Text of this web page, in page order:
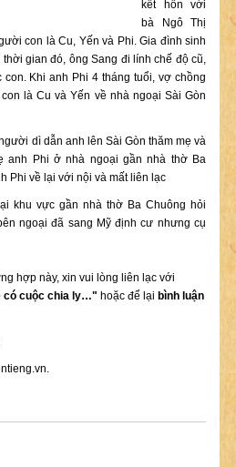
kết hôn với
bà Ngô Thị
con là Cu, Yến và Phi. Gia đình sinh
gian đó, ông Sang đi lính chế độ cũ,
Khi anh Phi 4 tháng tuổi, vợ chồng
là Cu và Yến về nhà ngoại Sài Gòn
dì dẫn anh lên Sài Gòn thăm mẹ và
anh Phi ở nhà ngoại gần nhà thờ Ba
Phi về lại với nội và mất liên lạc
khu vực gần nhà thờ Ba Chuông hỏi
ngoại đã sang Mỹ định cư nhưng cụ
hợp này, xin vui lòng liên lạc với
có cuộc chia ly…" hoặc để lại bình luận
.